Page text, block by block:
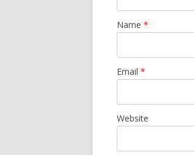
Name *
Email *
Website